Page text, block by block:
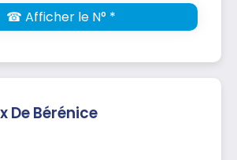
☎ Afficher le N° *
De Bérénice